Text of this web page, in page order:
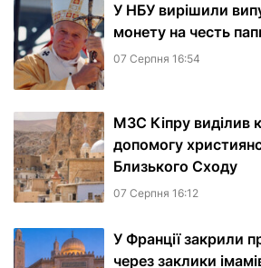
У НБУ вирішили
монету на честь
07 Серпня 16:54
МЗС Кіпру виділив
допомогу
Близького Сходу
07 Серпня 16:12
У Франції закрили
через заклики